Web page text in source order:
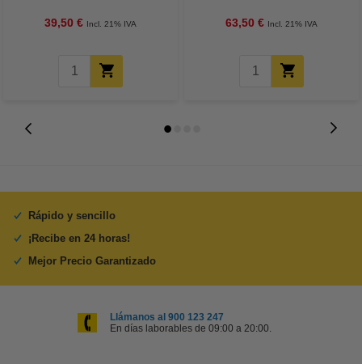
39,50 € Incl. 21% IVA 63,50 € Incl. 21% IVA
Rápido y sencillo
¡Recibe en 24 horas!
Mejor Precio Garantizado
Llámanos al 900 123 247
En días laborables de 09:00 a 20:00.